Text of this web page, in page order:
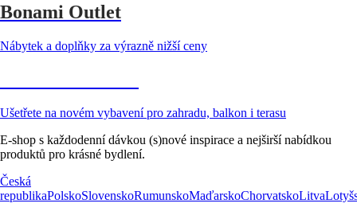
Bonami Outlet
Nábytek a doplňky za výrazně nižší ceny
Ušetřete na novém vybavení pro zahradu, balkon i terasu
E-shop s každodenní dávkou (s)nové inspirace a nejširší nabídkou
produktů pro krásné bydlení.
Česká
republikaPolskoSlovenskoRumunskoMaďarskoChorvatskoLitva